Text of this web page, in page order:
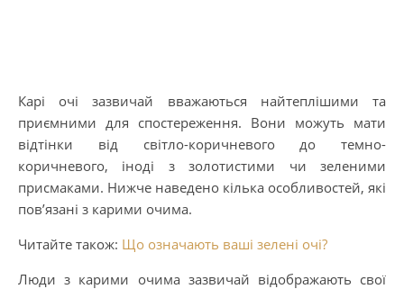
Карі очі зазвичай вважаються найтеплішими та
приємними для спостереження. Вони можуть мати
відтінки від світло-коричневого до темно-
коричневого, іноді з золотистими чи зеленими
присмаками. Нижче наведено кілька особливостей, які
пов’язані з карими очима.
Читайте також: Що означають ваші зелені очі?
Люди з карими очима зазвичай відображають свої